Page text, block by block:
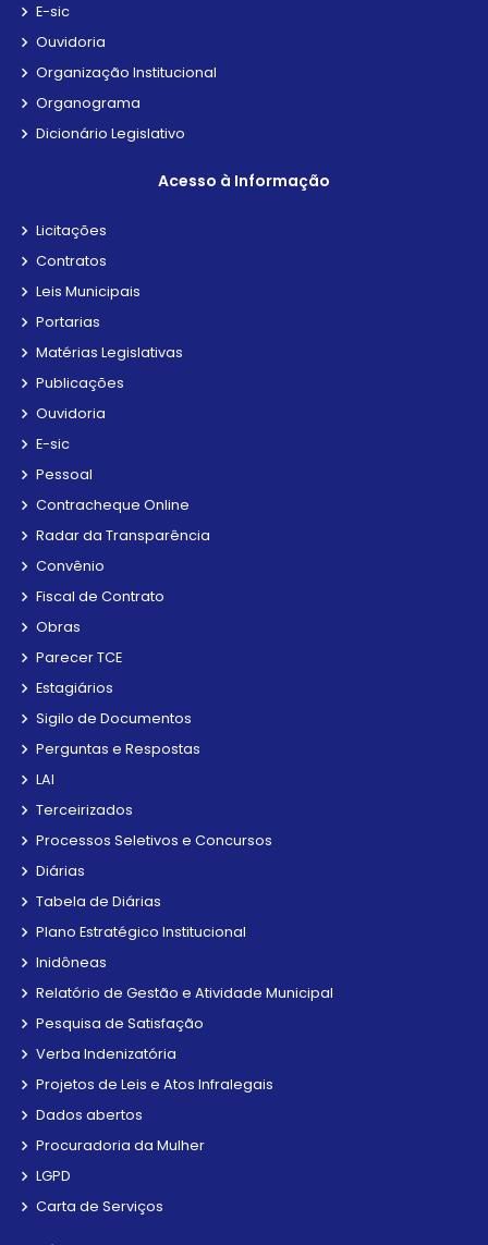
E-sic
Ouvidoria
Organização Institucional
Organograma
Dicionário Legislativo
Acesso à Informação
Licitações
Contratos
Leis Municipais
Portarias
Matérias Legislativas
Publicações
Ouvidoria
E-sic
Pessoal
Contracheque Online
Radar da Transparência
Convênio
Fiscal de Contrato
Obras
Parecer TCE
Estagiários
Sigilo de Documentos
Perguntas e Respostas
LAI
Terceirizados
Processos Seletivos e Concursos
Diárias
Tabela de Diárias
Plano Estratégico Institucional
Inidôneas
Relatório de Gestão e Atividade Municipal
Pesquisa de Satisfação
Verba Indenizatória
Projetos de Leis e Atos Infralegais
Dados abertos
Procuradoria da Mulher
LGPD
Carta de Serviços